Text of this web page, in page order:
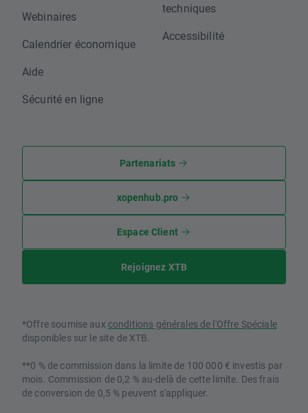
Webinaires
Calendrier économique
Aide
Sécurité en ligne
techniques
Accessibilité
Partenariats
xopenhub.pro
Espace Client
Rejoignez XTB
*Offre soumise aux conditions générales de l'Offre Spéciale
disponibles sur le site de XTB.
**0 % de commission dans la limite de 100 000 € investis par
mois. Commission de 0,2 % au-delà de cette limite. Des frais
de conversion de 0,5 % peuvent s'appliquer.